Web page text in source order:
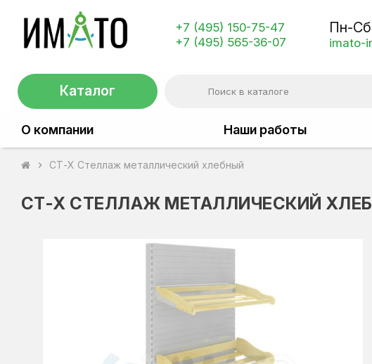
+7 (495) 150-75-47
+7 (495) 565-36-07
Пн-Сб
imato-
Каталог
О компании Наши работы
chevron_right СТ-Х Стеллаж металлический хлебный
СТ-Х СТЕЛЛАЖ МЕТАЛЛИЧЕСКИЙ